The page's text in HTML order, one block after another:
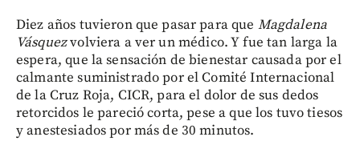
Diez años tuvieron que pasar para que Magdalena
Vásquezvolviera a ver un médico. Y fue tan larga la
espera, que la sensación de bienestar causada por el
calmante suministrado por el Comité Internacional
de la Cruz Roja, CICR, para el dolor de sus dedos
retorcidos le pareció corta, pese a que los tuvo tiesos
y anestesiados por más de 30 minutos.